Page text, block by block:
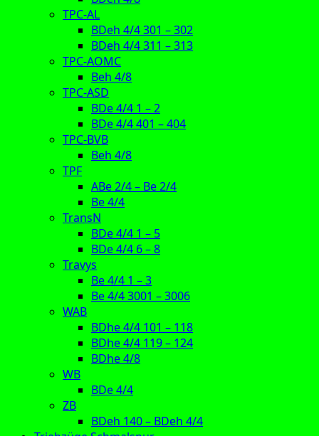
TPC-AL
BDeh 4/4 301 – 302
BDeh 4/4 311 – 313
TPC-AOMC
Beh 4/8
TPC-ASD
BDe 4/4 1 – 2
BDe 4/4 401 – 404
TPC-BVB
Beh 4/8
TPF
ABe 2/4 – Be 2/4
Be 4/4
TransN
BDe 4/4 1 – 5
BDe 4/4 6 – 8
Travys
Be 4/4 1 – 3
Be 4/4 3001 – 3006
WAB
BDhe 4/4 101 – 118
BDhe 4/4 119 – 124
BDhe 4/8
WB
BDe 4/4
ZB
BDeh 140 – BDeh 4/4